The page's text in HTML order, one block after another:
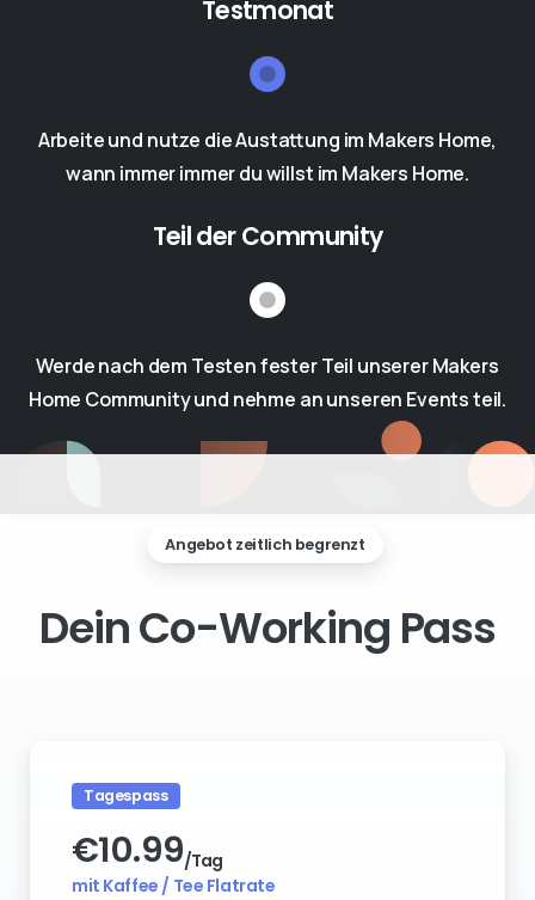
Testmonat
Arbeite und nutze die Austattung im Makers Home,
wann immer immer du willst im Makers Home.
Teil der Community
Werde nach dem Testen fester Teil unserer Makers
Home Community und nehme an unseren Events teil.
Angebot zeitlich begrenzt
DeinCo-Working Pass
Tagespass
€10.99/Tag
mit Kaffee / Tee Flatrate